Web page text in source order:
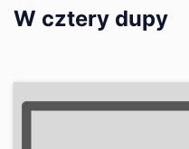
W cztery dupy